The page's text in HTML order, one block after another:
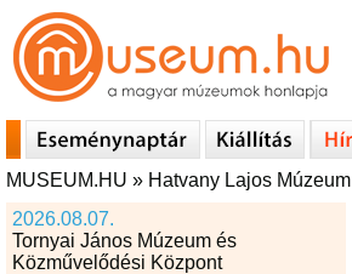
MUSEUM.HU » Hatvany Lajos Múzeum
2026.08.07.
Tornyai János Múzeum és
Közművelődési Központ